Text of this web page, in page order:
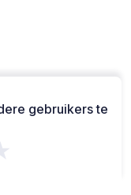
gebruikers te